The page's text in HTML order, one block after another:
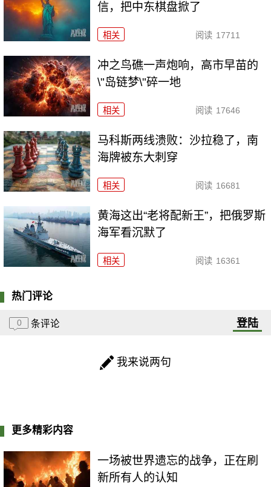
信，把中东棋盘掀了
相关 阅读 17711
冲之鸟礁一声炮响，高市早苗的
\"岛链梦\"碎一地
相关 阅读 17646
马科斯两线溃败：沙拉稳了，南
海牌被东大刺穿
相关 阅读 16681
黄海这出“老将配新王”，把俄罗斯
海军看沉默了
相关 阅读 16361
热门评论
0 条评论 登陆
我来说两句
更多精彩内容
一场被世界遗忘的战争，正在刷
新所有人的认知